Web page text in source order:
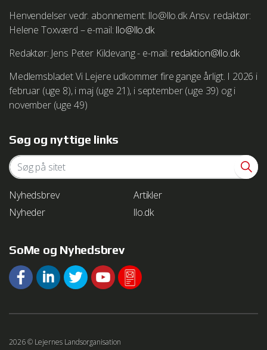
Henvendelser vedr. abonnement: llo@llo.dk Ansv. redaktør:
Helene Toxværd – e-mail: llo@llo.dk
Redaktør: Jens Peter Kildevang - e-mail: redaktion@llo.dk
Medlemsbladet Vi Lejere udkommer fire gange årligt. I 2026 i
februar (uge 8), i maj (uge 21), i september (uge 39) og i
november (uge 49)
Søg og nyttige links
Nyhedsbrev
Artikler
Nyheder
llo.dk
SoMe og Nyhedsbrev
2026 © Lejernes Landsorganisation